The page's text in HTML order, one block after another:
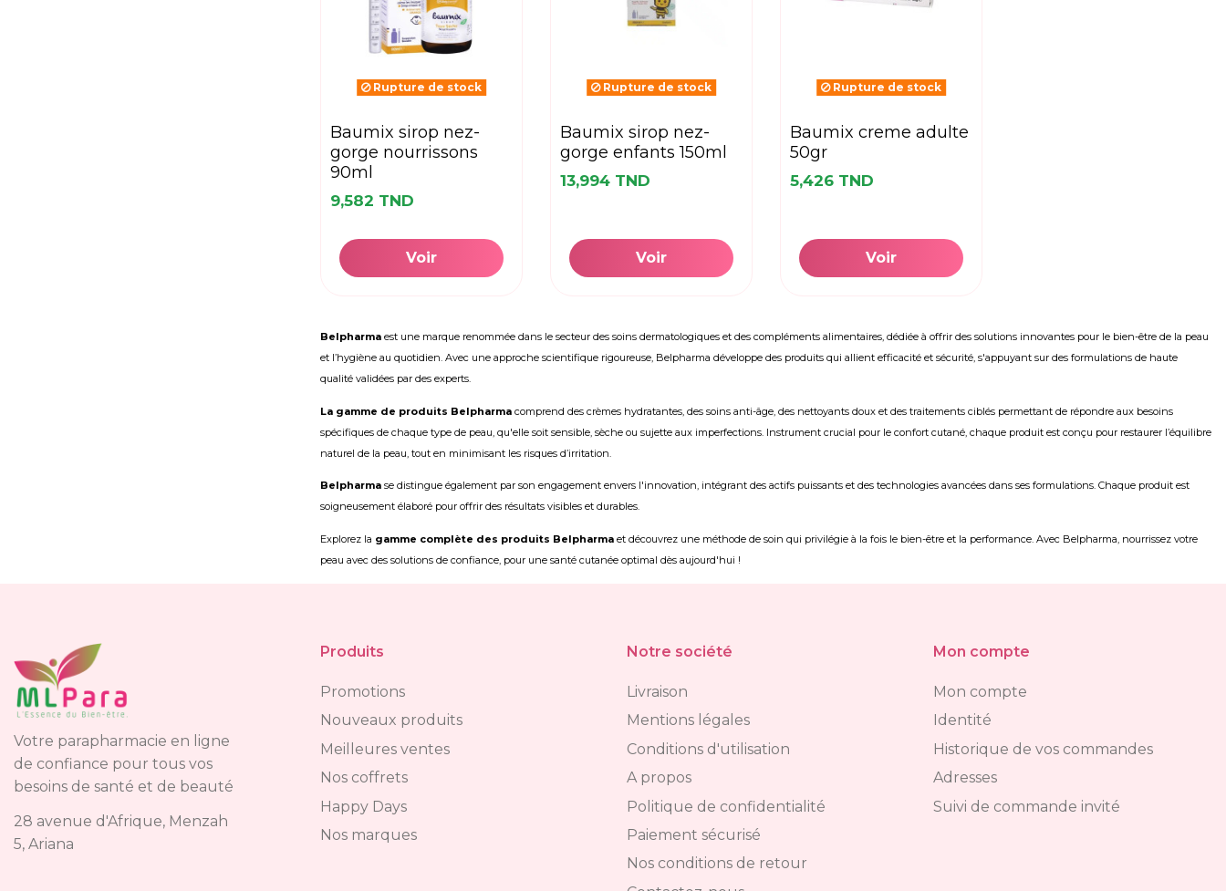
Rupture de stock
baumix sirop nez-
gorge nourrissons
90ml
9,582 TND
Voir
Rupture de stock
baumix sirop nez-
gorge enfants 150ml
13,994 TND
Voir
Rupture de stock
baumix creme adulte
50gr
5,426 TND
Voir
Belpharma est une marque renommée dans le secteur des soins dermatologiques et des compléments alimentaires, dédiée à offrir des solutions innovantes pour le bien-être de la peau
et l’hygiène au quotidien. Avec une approche scientifique rigoureuse, Belpharma développe des produits qui allient efficacité et sécurité, s'appuyant sur des formulations de haute
qualité validées par des experts.
La gamme de produits Belpharma comprend des crèmes hydratantes, des soins anti-âge, des nettoyants doux et des traitements ciblés permettant de répondre aux besoins
spécifiques de chaque type de peau, qu'elle soit sensible, sèche ou sujette aux imperfections. Instrument crucial pour le confort cutané, chaque produit est conçu pour restaurer l’équilibre
naturel de la peau, tout en minimisant les risques d’irritation.
Belpharma se distingue également par son engagement envers l'innovation, intégrant des actifs puissants et des technologies avancées dans ses formulations. Chaque produit est
soigneusement élaboré pour offrir des résultats visibles et durables.
Explorez la gamme complète des produits Belpharma et découvrez une méthode de soin qui privilégie à la fois le bien-être et la performance. Avec Belpharma, nourrissez votre
peau avec des solutions de confiance, pour une santé cutanée optimal dès aujourd'hui !
Votre parapharmacie en ligne
de confiance pour tous vos
besoins de santé et de beauté
28 avenue d'Afrique, Menzah
5, Ariana
Produits
Promotions
Nouveaux produits
Meilleures ventes
Nos coffrets
Happy Days
Nos marques
Notre société
Livraison
Mentions légales
Conditions d'utilisation
A propos
Politique de confidentialité
Paiement sécurisé
Nos conditions de retour
Mon compte
Mon compte
Identité
Historique de vos commandes
Adresses
Suivi de commande invité